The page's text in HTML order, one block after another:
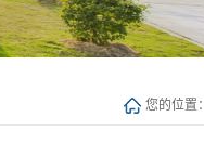
您的位置：